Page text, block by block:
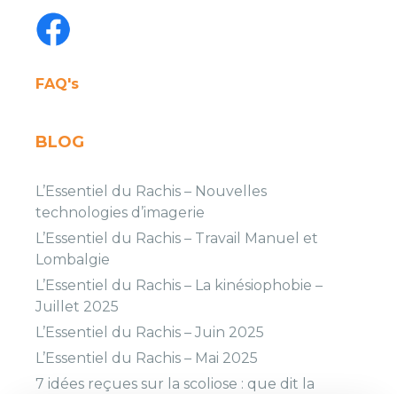
FAQ's
BLOG
L’Essentiel du Rachis – Nouvelles
technologies d’imagerie
L’Essentiel du Rachis – Travail Manuel et
Lombalgie
L’Essentiel du Rachis – La kinésiophobie –
Juillet 2025
L’Essentiel du Rachis – Juin 2025
L’Essentiel du Rachis – Mai 2025
7 idées reçues sur la scoliose : que dit la